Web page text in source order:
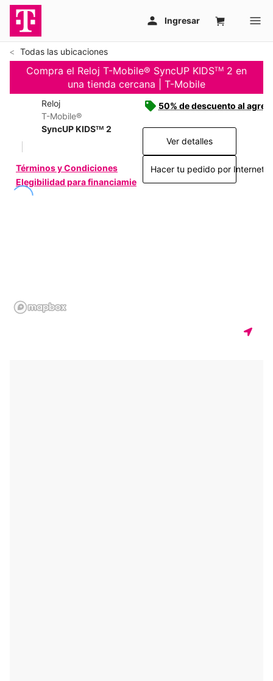
Todas las ubicaciones
Compra el Reloj T-Mobile® SyncUP KIDSᵀᴹ 2 en
una tienda cercana | T-Mobile
Reloj
T-Mobile®
SyncUP KIDSᵀᴹ 2
Términos y Condiciones
Elegibilidad para financiamiento
50% de descuento al
Ver detalles
Hacer tu pedido por Internet >